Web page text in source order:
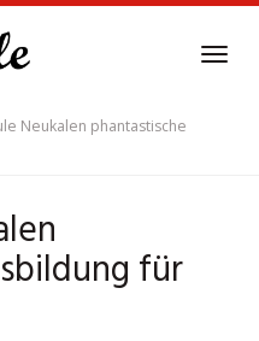
Neukalen phantastische
für